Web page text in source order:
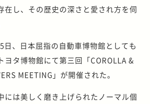
在し、その歴史の深さと愛され方を伺
日、日本屈指の自動車博物館としても
ヨタ博物館にて第三回「COROLLA &
MEETING」が開催された。
には美しく磨き上げられたノーマル個